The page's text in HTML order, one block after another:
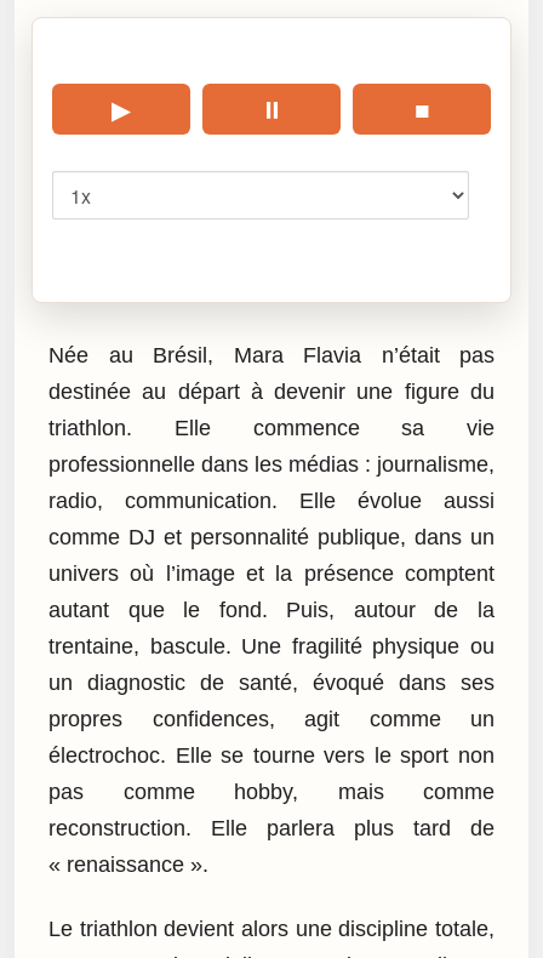
▶ ⏸ ■
Née au Brésil, Mara Flavia n’était pas
destinée au départ à devenir une figure du
triathlon. Elle commence sa vie
professionnelle dans les médias : journalisme,
radio, communication. Elle évolue aussi
comme DJ et personnalité publique, dans un
univers où l’image et la présence comptent
autant que le fond. Puis, autour de la
trentaine, bascule. Une fragilité physique ou
un diagnostic de santé, évoqué dans ses
propres confidences, agit comme un
électrochoc. Elle se tourne vers le sport non
pas comme hobby, mais comme
reconstruction. Elle parlera plus tard de
« renaissance ».
Le triathlon devient alors une discipline totale,